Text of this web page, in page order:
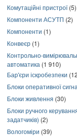
Комутаційні пристрої(5)
Компоненти АСУТП (2)
Компоненти (1)
Конвеєр (1)
Контрольно-
автоматика (1 910)
Бар'єри іскробезпеки
Блоки оперативної
Блоки живлення (30)
Блоки ручного
задатчиків) (2)
Вологоміри (39)